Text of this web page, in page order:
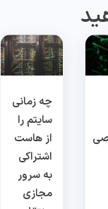
چه زمانی
سایتم را
از هاست
اشتراکی
به سرور
مجازی